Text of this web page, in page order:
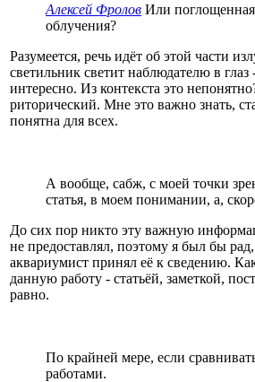
Алексей Фролов Или поглощенная
облучения?
Разумеется, речь идёт об этой части
светильник светит наблюдателю в
интересно. Из контекста это
риторический. Мне это важно знать,
понятна для всех.
А вообще, сабж, с моей точки
статья, в моем понимании, а,
До сих пор никто эту важную
не предоставлял, поэтому я был бы
аквариумист принял её к сведению.
данную работу - статьёй, заметкой,
равно.
По крайней мере, если
работами.